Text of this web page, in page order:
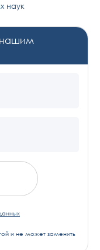
наук
нашим
и не может заменить